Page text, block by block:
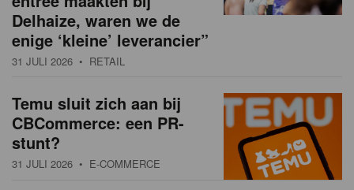
Delhaize, waren we de
enige ‘kleine’ leverancier”
31 JULI 2026 • RETAIL
Temu sluit zich aan bij
CBCommerce: een PR-
stunt?
31 JULI 2026 • E-COMMERCE